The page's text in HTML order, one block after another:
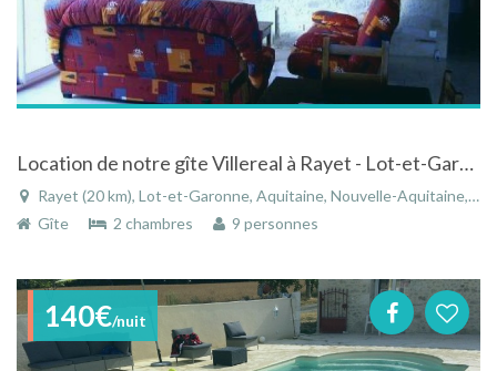
Location de notre gîte Villereal à Rayet - Lot-et-Garonne - Aquitaine
Rayet (20 km), Lot-et-Garonne, Aquitaine, Nouvelle-Aquitaine, France
Gîte
2 chambres 9 personnes
140€/nuit